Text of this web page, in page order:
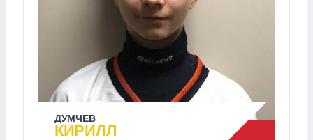
ДУМЧЕВ
КИРИЛЛ